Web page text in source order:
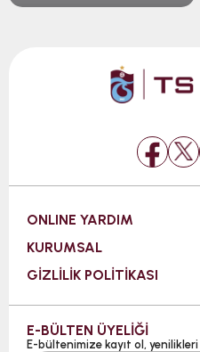
ONLINE YARDIM
KURUMSAL
GİZLİLİK POLİTİKASI
E-BÜLTEN ÜYELİĞİ
E-bültenimize kayıt ol,